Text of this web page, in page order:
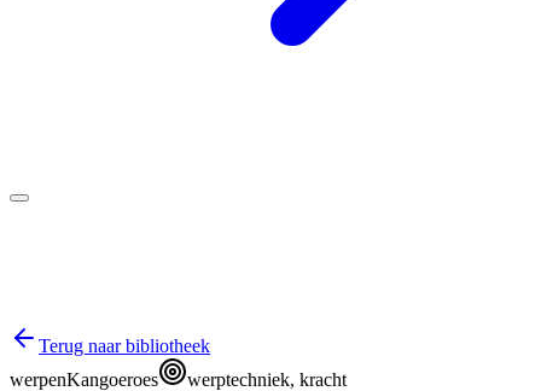
Terug naar bibliotheek
werpenKangoeroes werptechniek, kracht